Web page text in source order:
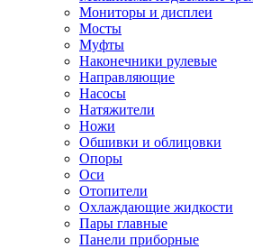
Мониторы и дисплеи
Мосты
Муфты
Наконечники рулевые
Направляющие
Насосы
Натяжители
Ножи
Обшивки и облицовки
Опоры
Оси
Отопители
Охлаждающие жидкости
Пары главные
Панели приборные